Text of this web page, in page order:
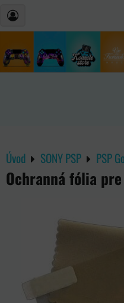
Úvod SONY PSP PSP Go
Ochranná fólia pre